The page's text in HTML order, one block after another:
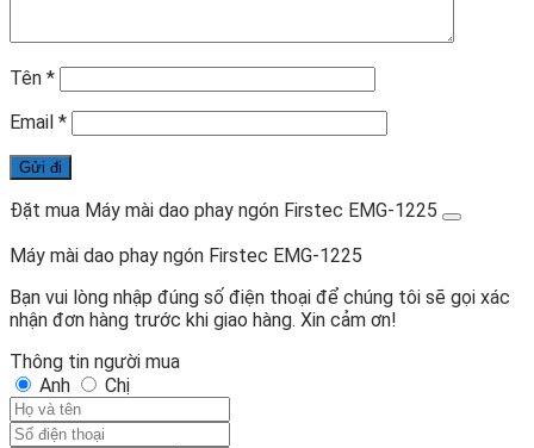
Tên *
Email *
Đặt mua Máy mài dao phay ngón Firstec EMG-1225
Máy mài dao phay ngón Firstec EMG-1225
Bạn vui lòng nhập đúng số điện thoại để chúng tôi sẽ gọi xác
nhận đơn hàng trước khi giao hàng. Xin cảm ơn!
Thông tin người mua
Anh
Chị